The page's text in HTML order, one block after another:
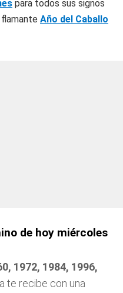
para todos sus signos
Año del Caballo
de hoy miércoles
1972, 1984, 1996,
te recibe con una